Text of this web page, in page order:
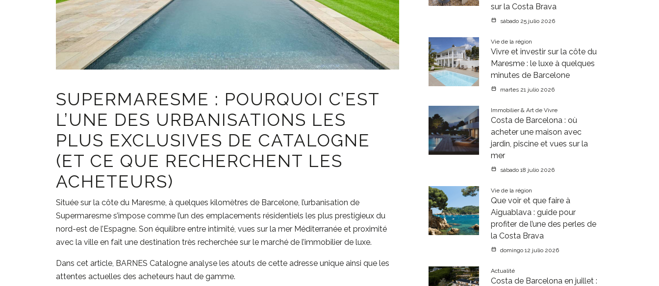
SUPERMARESME : POURQUOI C’EST
L’UNE DES URBANISATIONS LES
PLUS EXCLUSIVES DE CATALOGNE
(ET CE QUE RECHERCHENT LES
ACHETEURS)
Située sur la côte du Maresme, à quelques kilomètres de Barcelone , l’urbanisation de
Supermaresme s’impose comme l’un des emplacements résidentiels les plus prestigieux du
nord-est de l’Espagne. Son équilibre entre intimité, vues sur la mer Méditerranée et proximité
avec la ville en fait une destination très recherchée sur le marché de l’immobilier de luxe.
Dans cet article, BARNES Catalogne analyse les atouts de cette adresse unique ainsi que les
attentes actuelles des acheteurs haut de gamme.
sur la Costa Brava
sábado 25 julio 2026
Vie de la région
Vivre et investir sur la côte du
Maresme : le luxe à quelques
minutes de Barcelone
martes 21 julio 2026
Immobilier & Art de Vivre
Costa de Barcelona : où
acheter une maison avec
jardin, piscine et vues sur la
mer
sábado 18 julio 2026
Vie de la région
Que voir et que faire à
Aiguablava : guide pour
profiter de l’une des perles de
la Costa Brava
domingo 12 julio 2026
Actualité
Costa de Barcelona en juillet :